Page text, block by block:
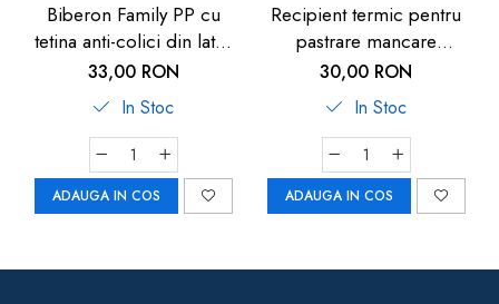
Biberon Family PP cu
tetina anti-colici din latex
natural, 250 ml, de la 6
luni, debit mediu (M), nip
35007
33,00 RON
In Stoc
ADAUGA IN COS
Recipient termic pentru
pastrare mancare
bebelusi U-Grow, 820 ml
30,00 RON
In Stoc
ADAUGA IN COS